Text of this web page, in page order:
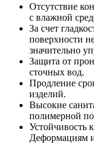
Отсутствие
с влажной
За счет
поверхности
значительно
Защита от
сточных вод.
Продление
изделий.
Высокие
полимерной
Устойчивость
Деформациям